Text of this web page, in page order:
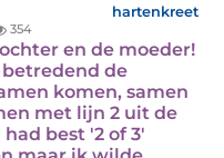
hartenkreet
354
en de moeder!
de
komen, samen
met lijn 2 uit de
best '2 of 3'